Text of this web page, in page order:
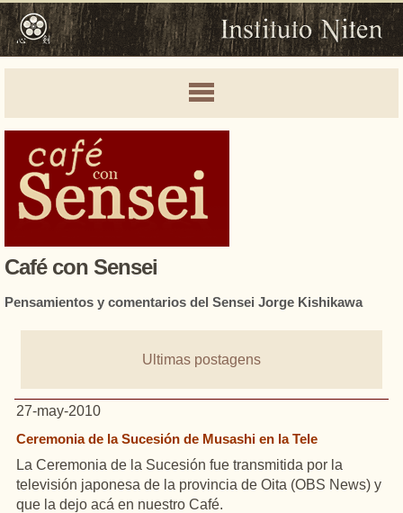
Café con Sensei
Pensamientos y comentarios del Sensei Jorge Kishikawa
Ultimas postagens
27-may-2010
Ceremonia de la Sucesión de Musashi en la Tele
La Ceremonia de la Sucesión fue transmitida por la
televisión japonesa de la provincia de Oita (OBS News) y
que la dejo acá en nuestro Café.